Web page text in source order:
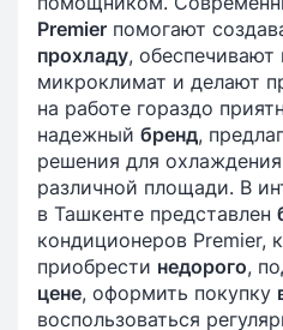
Premier помогают
прохладу,
микроклимат и делают
на работе гораздо
надежный бренд,
решения для
различной площади. В
в Ташкенте представлен
кондиционеров Premier,
приобрести недорого,
цене, оформить покупку
воспользоваться